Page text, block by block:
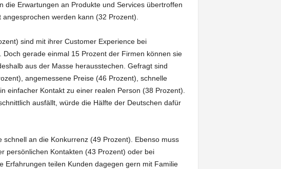
die Erwartungen an Produkte und Services übertroffen
werden kann (32 Prozent).
sind mit ihrer Customer Experience bei
gerade einmal 15 Prozent der Firmen können sie
aus der Masse herausstechen. Gefragt sind
angemessene Preise (46 Prozent), schnelle
einfacher Kontakt zu einer realen Person (38 Prozent).
ausfällt, würde die Hälfte der Deutschen dafür
an die Konkurrenz (49 Prozent). Ebenso muss
persönlichen Kontakten (43 Prozent) oder bei
Erfahrungen teilen Kunden dagegen gern mit Familie